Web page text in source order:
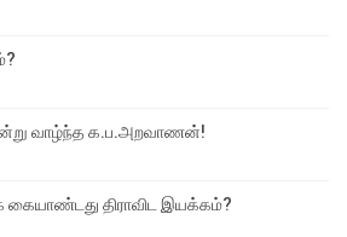
என்று வாழ்ந்த க.ப.அறவாணன்!
கையாண்டது திராவிட இயக்கம்?